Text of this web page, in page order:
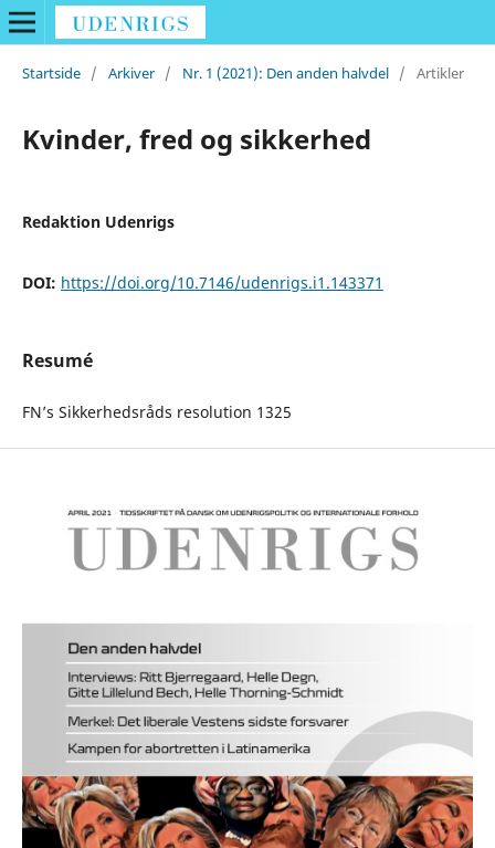
Startside / Arkiver / Nr. 1 (2021): Den anden halvdel / Artikler
Kvinder, fred og sikkerhed
Redaktion Udenrigs
DOI: https://doi.org/10.7146/udenrigs.i1.143371
Resumé
FN’s Sikkerhedsråds resolution 1325